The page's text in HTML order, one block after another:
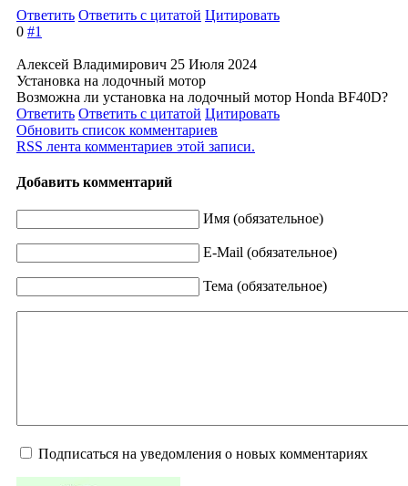
Ответить Ответить с цитатой Цитировать
0 #1
Алексей Владимирович 25 Июля 2024
Установка на лодочный мотор
Возможна ли установка на лодочный мотор Honda BF40D?
Ответить Ответить с цитатой Цитировать
Обновить список комментариев
RSS лента комментариев этой записи.
Добавить комментарий
Имя (обязательное)
E-Mail (обязательное)
Тема (обязательное)
Подписаться на уведомления о новых комментариях